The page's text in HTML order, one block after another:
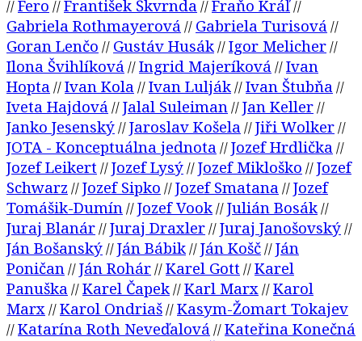
//Fero //František Škvrnda //Fraňo Kráľ//
Gabriela Rothmayerová // Gabriela Turisová //
Goran Lenčo // Gustáv Husák//Igor Melicher//
Ilona Švihlíková //Ingrid Majeríková //Ivan
Hopta //Ivan Kola //Ivan Lulják//Ivan Štubňa //
Iveta Hajdová //Jalal Suleiman //Jan Keller//
Janko Jesenský//Jaroslav Košela //Jiři Wolker//
JOTA - Konceptuálna jednota //Jozef Hrdlička //
Jozef Leikert //Jozef Lysý//Jozef Mikloško //Jozef
Schwarz //Jozef Sipko //Jozef Smatana //Jozef
Tomášik-Dumín //Jozef Vook//Julián Bosák//
Juraj Blanár//Juraj Draxler//Juraj Janošovský//
Ján Bošanský//Ján Bábik//Ján Košč//Ján
Poničan //Ján Rohár//Karel Gott //Karel
Panuška //Karel Čapek//Karl Marx //Karol
Marx //Karol Ondriaš//Kasym-Žomart Tokajev
//Katarína Roth Neveďalová //Kateřina Konečná